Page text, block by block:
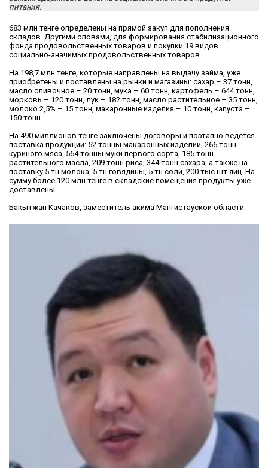
питания.
683 млн тенге определены на прямой закуп для пополнения
складов. Другими словами, для формирования стабилизационного
фонда продовольственных товаров и покупки 19 видов
социально-значимых продовольственных товаров.
На 198,7 млн тенге, которые направлены на выдачу займа, уже
приобретены и поставлены на рынки и магазины: сахар – 37 тонн,
масло сливочное – 20 тонн, мука – 60 тонн, картофель – 644 тонн,
морковь – 120 тонн, лук – 182 тонн, масло растительное – 35 тонн,
молоко 2,5% – 15 тонн, макаронные изделия – 10 тонн, капуста –
150 тонн.
На 490 миллионов тенге заключены договоры и поэтапно ведется
поставка продукции: 52 тонны макаронных изделий, 266 тонн
куриного мяса, 564 тонны муки первого сорта, 185 тонн
растительного масла, 209 тонн риса, 344 тонн сахара, а также на
поставку 5 тн молока, 5 тн говядины, 5 тн соли, 200 тыс шт яиц. На
сумму более 120 млн тенге в складские помещения продукты уже
доставлены.
Бакытжан Качаков, заместитель акима Мангистауской области: